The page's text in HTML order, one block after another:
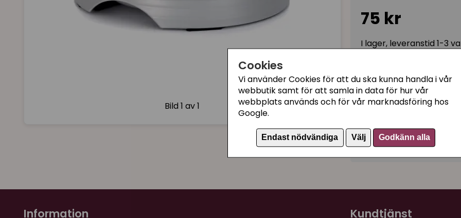
Cookies
Vi använder Cookies för att du ska kunna handla i vår
webbutik samt för att samla in data för hur vår
webbplats används och för vår marknadsföring hos
Google.
Endast nödvändiga Välj Godkänn alla
Bild1 av 1
att använda i många år!
plastmatskålar vilket gör
innerskålen med lite
den som ny igen.
matplats fin i hemmet. En
Rymmer:160 ml
Diameter botten: 14,5 cm
Höjd: ca 3 cm
75 kr
I lager, leveranstid 1-3
Kategorier:
Kattmatskålar med låg
Rostfria matskålar
Artikelnummer:359452
Information Kundtjänst